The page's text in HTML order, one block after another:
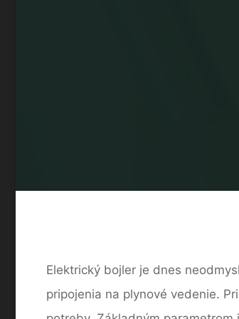
Elektrický bojler je dnes
pripojenia na plynové vedenie.